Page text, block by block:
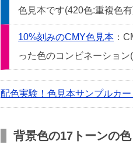
色見本です(420色:重複色
10%刻みのCMY色見本 ：
った色のコンビネーション
配色実験！色見本サンプルカー
背景色の17トーンの色